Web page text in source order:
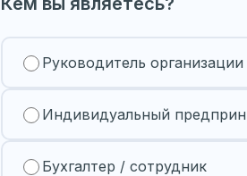
Руководитель
Индивидуальный
Бухгалтер / сотрудник